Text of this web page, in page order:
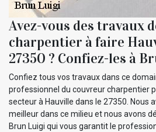
Avez-vous des travaux
charpentier à faire
27350 ? Confiez-les à
Confiez tous vos travaux dans ce
professionnel du couvreur charpentier
secteur à Hauville dans le 27350. Nous
meilleur dans ce milieu et nous avons
Brun Luigi qui vous garantit le